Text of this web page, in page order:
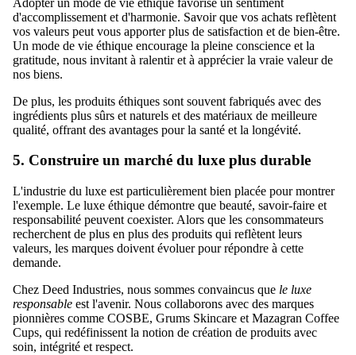
d'accomplissement et d'harmonie. Savoir que vos achats reflètent
vos valeurs peut vous apporter plus de satisfaction et de bien-être.
Un mode de vie éthique encourage la pleine conscience et la
gratitude, nous invitant à ralentir et à apprécier la vraie valeur de
nos biens.
De plus, les produits éthiques sont souvent fabriqués avec des
ingrédients plus sûrs et naturels et des matériaux de meilleure
qualité, offrant des avantages pour la santé et la longévité.
5. Construire un marché du luxe plus durable
L'industrie du luxe est particulièrement bien placée pour montrer
l'exemple. Le luxe éthique démontre que beauté, savoir-faire et
responsabilité peuvent coexister. Alors que les consommateurs
recherchent de plus en plus des produits qui reflètent leurs
valeurs, les marques doivent évoluer pour répondre à cette
demande.
Chez Deed Industries, nous sommes convaincus que le luxe
responsable est l'avenir. Nous collaborons avec des marques
pionnières comme COSBE, Grums Skincare et Mazagran Coffee
Cups, qui redéfinissent la notion de création de produits avec
soin, intégrité et respect.